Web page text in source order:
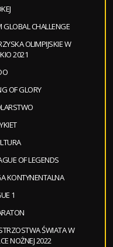
GLOBAL CHALLENGE
OLIMPIJSKIE W
2021
OF GLORY
OF LEGENDS
KONTYNENTALNA
1
ŚWIATA W
NOŻNEJ 2022